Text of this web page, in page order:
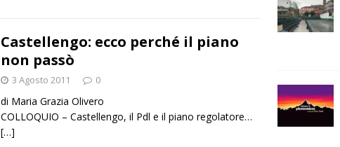
Castellengo: ecco perché il piano
non passò
3 Agosto 2011 0
di Maria Grazia Olivero
COLLOQUIO – Castellengo, il Pdl e il piano regolatore…
[…]